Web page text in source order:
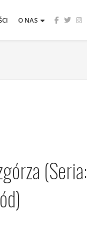
O NAS
(Seria: